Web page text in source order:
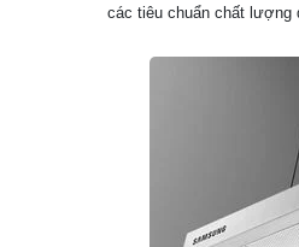
các tiêu chuẩn chất lượng